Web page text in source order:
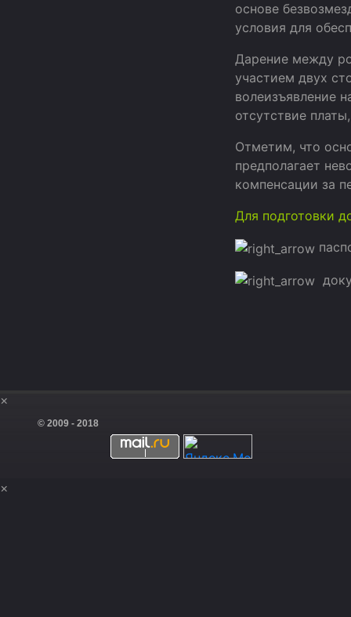
основе
условия для
Дарение между
участием двух
волеизъявление
отсутствие
Отметим, что
предполагает
компенсации за
Для подготовки
×
© 2009 - 2018
×